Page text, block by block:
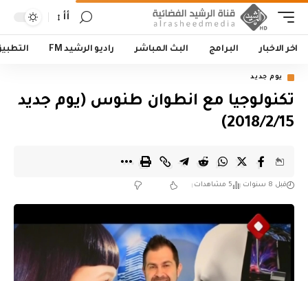
أأ
اخر الاخبار البرامج البث المباشر راديو الرشيد FM
يوم جديد
تكنولوجيا مع انطوان طنوس (يوم جديد
2018/2/15)
قبل 8 سنوات 5 مشاهدات